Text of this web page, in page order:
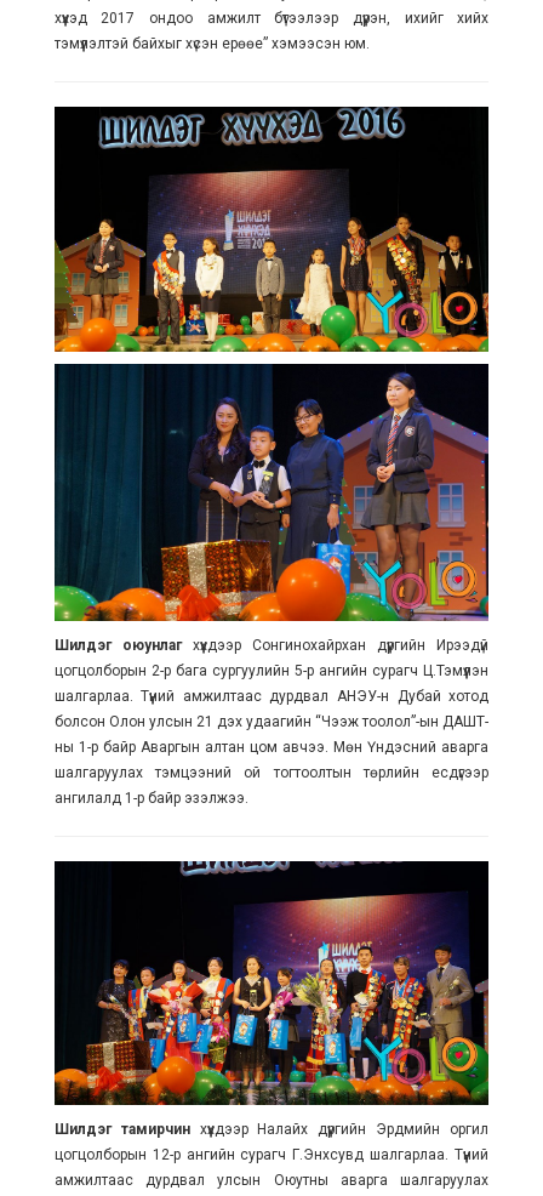
хүүхэд 2017 ондоо амжилт бүтээлээр дүүрэн, ихийг хийх
тэмүүлэлтэй байхыг хүсэн ерөөе” хэмээсэн юм.
Шилдэг оюунлагхүүхдээр Сонгинохайрхан дүүргийн Ирээдүй
цогцолборын 2-р бага сургуулийн 5-р ангийн сурагч Ц.Тэмүүлэн
шалгарлаа. Түүний амжилтаас дурдвал АНЭУ-н Дубай хотод
болсон Олон улсын 21 дэх удаагийн “Чээж тоолол”-ын ДАШТ-
ны 1-р байр Аваргын алтан цом авчээ. Мөн Үндэсний аварга
шалгаруулах тэмцээний ой тогтоолтын төрлийн есдүгээр
ангилалд 1-р байр эзэлжээ.
Шилдэг тамирчин хүүхдээр Налайх дүүргийн Эрдмийн оргил
цогцолборын 12-р ангийн сурагч Г.Энхсувд шалгарлаа. Түүний
амжилтаас дурдвал улсын Оюутны аварга шалгаруулах